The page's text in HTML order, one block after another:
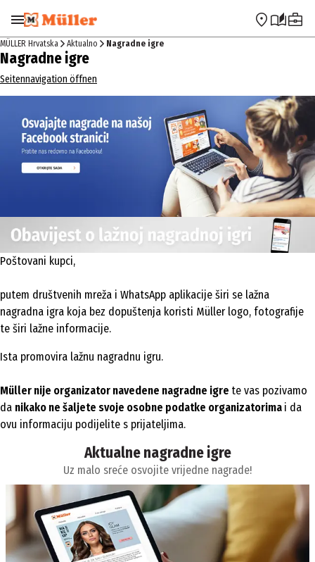
Preskoči na navigaciju Preskoči na glavni sadržaj
MÜLLER Hrvatska Aktualno Nagradne igre
Nagradne igre
Seitennavigation öffnen
Poštovani kupci,
putem društvenih mreža i WhatsApp aplikacije širi se lažna
nagradna igra koja bez dopuštenja koristi Müller logo, fotografije
te širi lažne informacije.
Ista promovira lažnu nagradnu igru.
Müller nije organizator navedene nagradne igre te vas pozivamo
da nikako ne šaljete svoje osobne podatke organizatorima i da
ovu informaciju podijelite s prijateljima.
Aktualne nagradne igre
Uz malo sreće osvojite vrijedne nagrade!